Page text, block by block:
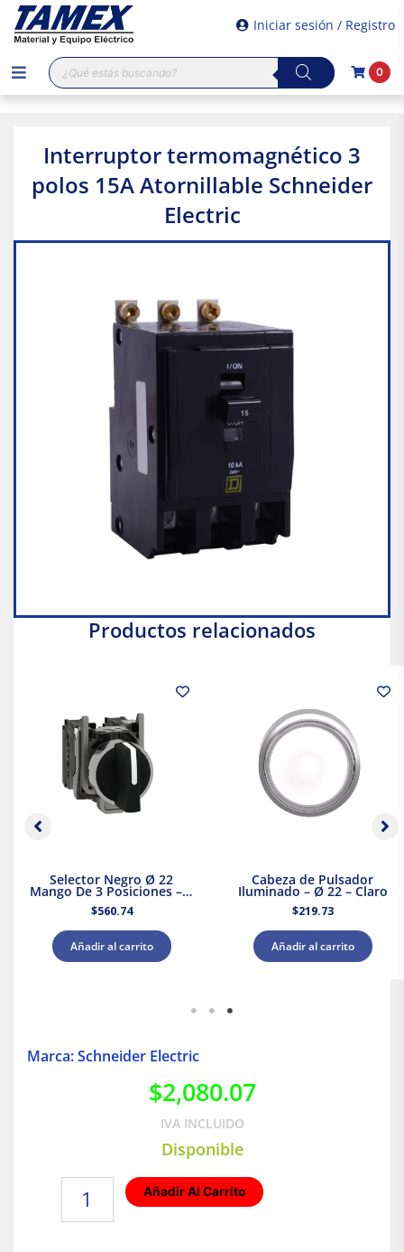
Iniciar sesión / Registro
Búsqueda
de
productos
0
Interruptor termomagnético 3
polos 15A Atornillable Schneider
Electric
Productos relacionados
Selector Negro Ø 22
Mango De 3 Posiciones – 2
Na
$560.74
Añadir al carrito
Cabeza de Pulsador
Iluminado – Ø 22 – Claro
$219.73
Añadir al carrito
Marca: Schneider Electric
$2,080.07
IVA INCLUIDO
Disponible
termomagnético
Añadir Al Carrito